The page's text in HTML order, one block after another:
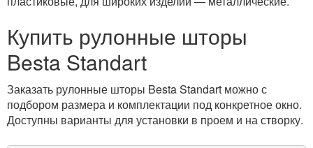
Купить рулонные шторы
Besta Standart
Заказать рулонные шторы Besta Standart можно с
подбором размера и комплектации под конкретное окно.
Доступны варианты для установки в проем и на створку.